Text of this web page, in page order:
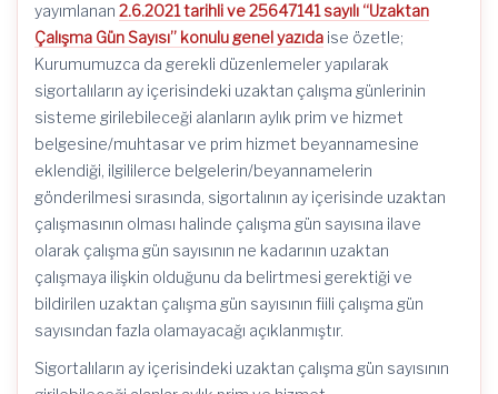
yayımlanan 2.6.2021 tarihli ve 25647141 sayılı “Uzaktan
Çalışma Gün Sayısı” konulu genel yazıda ise özetle;
Kurumumuzca da gerekli düzenlemeler yapılarak
sigortalıların ay içerisindeki uzaktan çalışma günlerinin
sisteme girilebileceği alanların aylık prim ve hizmet
belgesine/muhtasar ve prim hizmet beyannamesine
eklendiği, ilgililerce belgelerin/beyannamelerin
gönderilmesi sırasında, sigortalının ay içerisinde uzaktan
çalışmasının olması halinde çalışma gün sayısına ilave
olarak çalışma gün sayısının ne kadarının uzaktan
çalışmaya ilişkin olduğunu da belirtmesi gerektiği ve
bildirilen uzaktan çalışma gün sayısının fiili çalışma gün
sayısından fazla olamayacağı açıklanmıştır.
Sigortalıların ay içerisindeki uzaktan çalışma gün sayısının